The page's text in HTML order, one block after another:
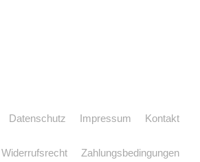
Datenschutz Impressum Kontakt
Widerrufsrecht Zahlungsbedingungen